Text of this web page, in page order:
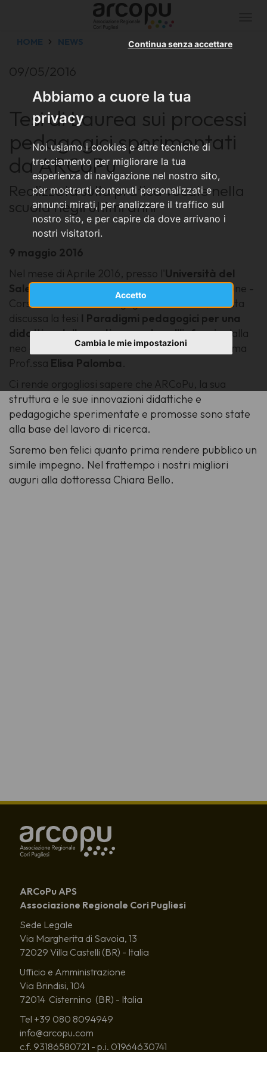
Abbiamo a cuore la tua
privacy
Noi usiamo i cookies e altre tecniche di
tracciamento per migliorare la tua
esperienza di navigazione nel nostro sito,
per mostrarti contenuti personalizzati e
annunci mirati, per analizzare il traffico sul
nostro sito, e per capire da dove arrivano i
nostri visitatori.
Accetto
Continua senza accettare
Cambia le mie impostazioni
HOME NEWS
09/05/2016
Tesi di Laurea sui processi
pedagogici sperimentati
da ARCoPu
Realizzata sulla pratica vocale nella
scuola negli ultimi anni
9 maggio 2016
Nel mese di Aprile 2016, presso l' Università del
Salento
Facoltà di Scienze della Formazione -
Corso di Laurea in Pedagogia dell'Infanzia, è stata
discussa la tesi I Paradigmi pedagogici per una
didattica della pratica vocale nell'infanziadalla
neo dottoressaChiara Bello. Relatore la chiar.ma
Prof.ssa Elisa Palomba.
Ci rende orgogliosi sapere che ARCoPu, la sua
struttura e le sue innovazioni didattiche e
pedagogiche sperimentate e promosse sono state
alla base del lavoro di ricerca.
Saremo ben felici quanto prima rendere pubblico un
simile impegno. Nel frattempo i nostri migliori
auguri alla dottoressa Chiara Bello.
ARCoPu APS
Associazione Regionale Cori Pugliesi
Sede Legale
Via Margherita di Savoia, 13
72029 Villa Castelli (BR) - Italia
Ufficio e Amministrazione
Via Brindisi, 104
72014 Cisternino (BR) - Italia
Tel +39 080 8094949
info@arcopu.com
c.f. 93186580721 - p.i. 01964630741